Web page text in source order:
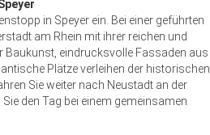
in Speyer ein. Bei einer geführten
am Rhein mit ihrer reichen und
Baukunst, eindrucksvolle Fassaden aus
Plätze verleihen der historischen
Sie weiter nach Neustadt an der
den Tag bei einem gemeinsamen